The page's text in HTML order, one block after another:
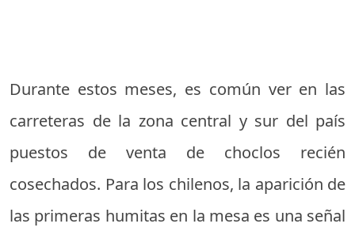
Durante estos meses, es común ver en las
carreteras de la zona central y sur del país
puestos de venta de choclos recién
cosechados. Para los chilenos, la aparición de
las primeras humitas en la mesa es una señal